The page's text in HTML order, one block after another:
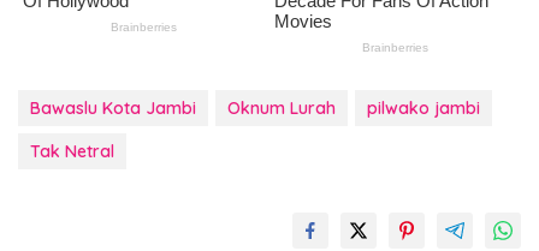
Bawaslu Kota Jambi Oknum Lurah
pilwako jambi
Tak Netral